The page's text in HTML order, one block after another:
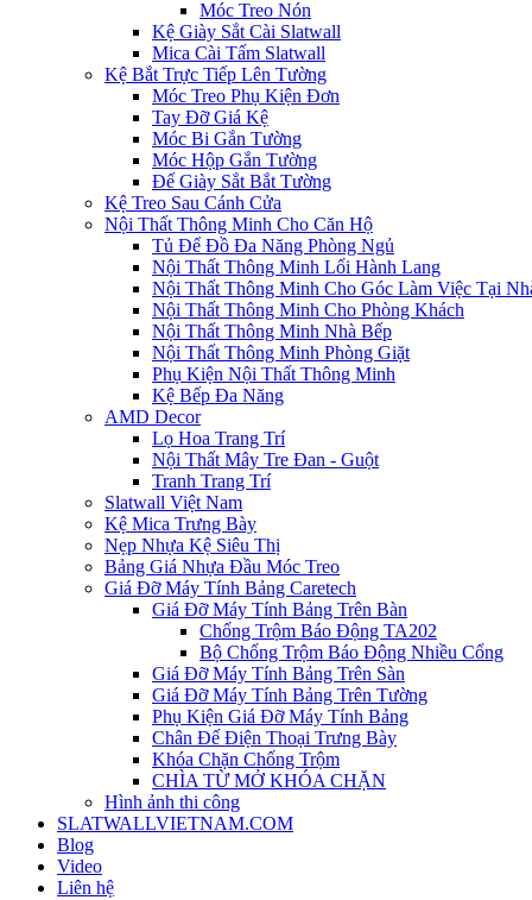
Móc Treo Nón
Kệ Giày Sắt Cài Slatwall
Mica Cài Tấm Slatwall
Kệ Bắt Trực Tiếp Lên Tường
Móc Treo Phụ Kiện Đơn
Tay Đỡ Giá Kệ
Móc Bi Gắn Tường
Móc Hộp Gắn Tường
Đế Giày Sắt Bắt Tường
Kệ Treo Sau Cánh Cửa
Nội Thất Thông Minh Cho Căn Hộ
Tủ Để Đồ Đa Năng Phòng Ngủ
Nội Thất Thông Minh Lối Hành Lang
Nội Thất Thông Minh Cho Góc Làm Việc Tại
Nội Thất Thông Minh Cho Phòng Khách
Nội Thất Thông Minh Nhà Bếp
Nội Thất Thông Minh Phòng Giặt
Phụ Kiện Nội Thất Thông Minh
Kệ Bếp Đa Năng
AMD Decor
Lọ Hoa Trang Trí
Nội Thất Mây Tre Đan - Guột
Tranh Trang Trí
Slatwall Việt Nam
Kệ Mica Trưng Bày
Nẹp Nhựa Kệ Siêu Thị
Bảng Giá Nhựa Đầu Móc Treo
Giá Đỡ Máy Tính Bảng Caretech
Giá Đỡ Máy Tính Bảng Trên Bàn
Chống Trộm Báo Động TA202
Bộ Chống Trộm Báo Động Nhiều Cổng
Giá Đỡ Máy Tính Bảng Trên Sàn
Giá Đỡ Máy Tính Bảng Trên Tường
Phụ Kiện Giá Đỡ Máy Tính Bảng
Chân Đế Điện Thoại Trưng Bày
Khóa Chặn Chống Trộm
CHÌA TỪ MỞ KHÓA CHẶN
Hình ảnh thi công
SLATWALLVIETNAM.COM
Blog
Video
Liên hệ